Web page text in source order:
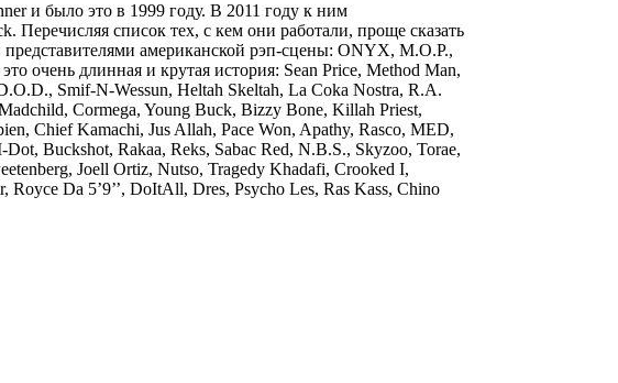
и было это в 1999 году. В 2011 году к ним
Перечисляя список тех, с кем они работали, проще сказать
американской рэп-сцены: ONYX, M.O.P.,
очень длинная и крутая история: Sean Price, Method Man,
Smif-N-Wessun, Heltah Skeltah, La Coka Nostra, R.A.
Cormega, Young Buck, Bizzy Bone, Killah Priest,
Chief Kamachi, Jus Allah, Pace Won, Apathy, Rasco, MED,
Buckshot, Rakaa, Reks, Sabac Red, N.B.S., Skyzoo, Torae,
Joell Ortiz, Nutso, Tragedy Khadafi, Crooked I,
Da 5’9’’, DoItAll, Dres, Psycho Les, Ras Kass, Chino